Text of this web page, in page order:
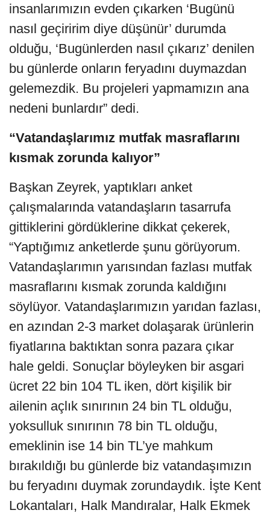
insanlarımızın evden çıkarken ‘Bugünü
nasıl geçiririm diye düşünür’ durumda
olduğu, ‘Bugünlerden nasıl çıkarız’ denilen
bu günlerde onların feryadını duymazdan
gelemezdik. Bu projeleri yapmamızın ana
nedeni bunlardır” dedi.
“Vatandaşlarımız mutfak masraflarını
kısmak zorunda kalıyor”
Başkan Zeyrek, yaptıkları anket
çalışmalarında vatandaşların tasarrufa
gittiklerini gördüklerine dikkat çekerek,
“Yaptığımız anketlerde şunu görüyorum.
Vatandaşlarımın yarısından fazlası mutfak
masraflarını kısmak zorunda kaldığını
söylüyor. Vatandaşlarımızın yarıdan fazlası,
en azından 2-3 market dolaşarak ürünlerin
fiyatlarına baktıktan sonra pazara çıkar
hale geldi. Sonuçlar böyleyken bir asgari
ücret 22 bin 104 TL iken, dört kişilik bir
ailenin açlık sınırının 24 bin TL olduğu,
yoksulluk sınırının 78 bin TL olduğu,
emeklinin ise 14 bin TL’ye mahkum
bırakıldığı bu günlerde biz vatandaşımızın
bu feryadını duymak zorundaydık. İşte Kent
Lokantaları, Halk Mandıralar, Halk Ekmek